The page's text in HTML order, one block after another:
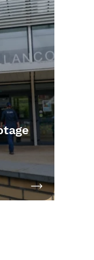
Découvrir la